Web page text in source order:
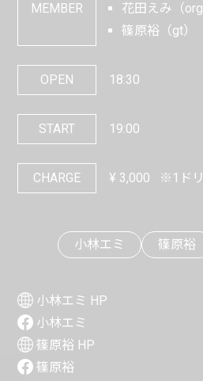
MEMBER
花田えみ（org
篠原裕（gt）
OPEN 18:30
START 19:00
CHARGE ¥ 3,000 ※1ド
小林エミ 篠原裕
小林エミ HP
小林エミ
篠原裕 HP
篠原裕